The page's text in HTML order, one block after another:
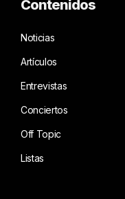
Contenidos
Noticias
Artículos
Entrevistas
Conciertos
Off Topic
Listas